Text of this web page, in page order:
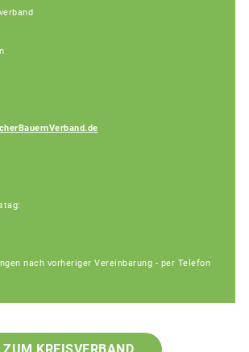
nach vorheriger Vereinbarung - per Telefon